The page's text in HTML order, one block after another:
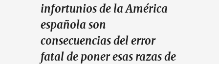
infortunios de la América
española son
consecuencias del error
fatal de poner esas razas de